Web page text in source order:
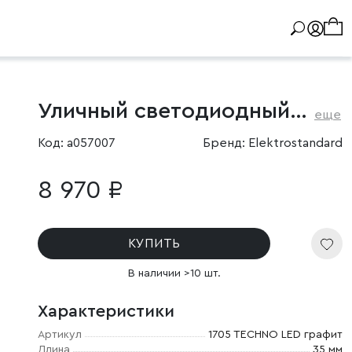
Уличный светодиодный светильник GOLF еще
Код: a057007 Бренд: Elektrostandard
8 970 ₽
КУПИТЬ
В наличии >10 шт.
Характеристики
Артикул
1705 TECHNO LED графит
Длина
35 мм